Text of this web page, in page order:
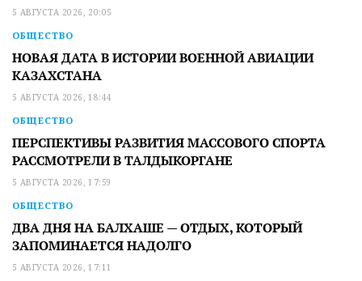
5 АВГУСТА 2026, 20:05
ОБЩЕСТВО
НОВАЯ ДАТА В ИСТОРИИ ВОЕННОЙ АВИАЦИИ
КАЗАХСТАНА
5 АВГУСТА 2026, 18:44
ОБЩЕСТВО
ПЕРСПЕКТИВЫ РАЗВИТИЯ МАССОВОГО СПОРТА
РАССМОТРЕЛИ В ТАЛДЫКОРГАНЕ
5 АВГУСТА 2026, 17:59
ОБЩЕСТВО
ДВА ДНЯ НА БАЛХАШЕ — ОТДЫХ, КОТОРЫЙ
ЗАПОМИНАЕТСЯ НАДОЛГО
5 АВГУСТА 2026, 17:11